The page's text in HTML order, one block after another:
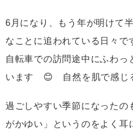
6月になり、もう年が明け
なことに追われている日々で
自転車での訪問途中にふわっ
います 😊 自然を肌で感じ
過ごしやすい季節になったの
がかゆい」というのをよく耳